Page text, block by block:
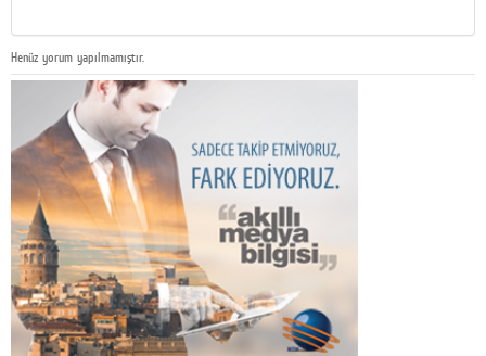
Henüz yorum yapılmamıştır.